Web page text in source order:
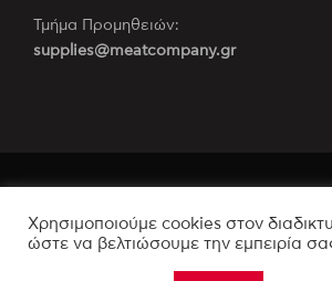
Τμήμα Προμηθειών:
supplies@meatcompany.gr
Copyright 2021-2022 Apostolos
Meat Company
Χρησιμοποιούμε cookies στον
ώστε να βελτιώσουμε την εμπειρία